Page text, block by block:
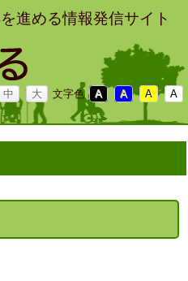
進める情報発信サイト
中 大 文字色 A A A A